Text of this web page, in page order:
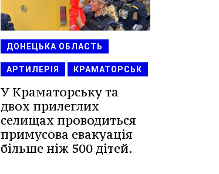
ДОНЕЦЬКА ОБЛАСТЬ
АРТИЛЕРІЯ КРАМАТОРСЬК
У Краматорську та
двох прилеглих
селищах проводиться
примусова евакуація
більше ніж 500 дітей.